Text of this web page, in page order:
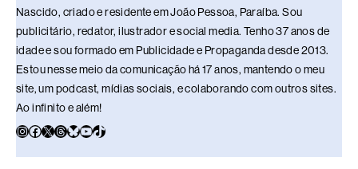
Nascido, criado e residente em João Pessoa, Paraíba. Sou
publicitário, redator, ilustrador e social media. Tenho 37 anos de
idade e sou formado em Publicidade e Propaganda desde 2013.
Estou nesse meio da comunicação há 17 anos, mantendo o meu
site, um podcast, mídias sociais, e colaborando com outros sites.
Ao infinito e além!